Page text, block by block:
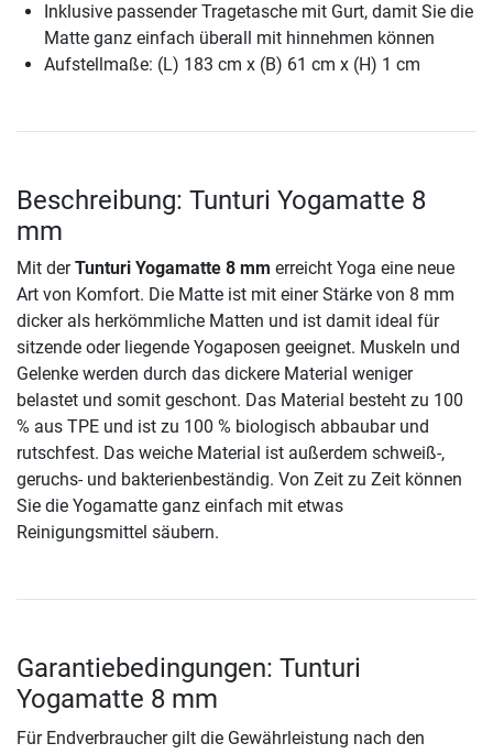
Inklusive passender Tragetasche mit Gurt, damit Sie die
Matte ganz einfach überall mit hinnehmen können
Aufstellmaße: (L) 183 cm x (B) 61 cm x (H) 1 cm
Beschreibung: Tunturi Yogamatte 8
mm
Mit derTunturi Yogamatte 8 mm erreicht Yoga eine neue
Art von Komfort. Die Matte ist mit einer Stärke von 8 mm
dicker als herkömmliche Matten und ist damit ideal für
sitzende oder liegende Yogaposen geeignet. Muskeln und
Gelenke werden durch das dickere Material weniger
belastet und somit geschont. Das Material besteht zu 100
% aus TPE und ist zu 100 % biologisch abbaubar und
rutschfest. Das weiche Material ist außerdem schweiß-,
geruchs- und bakterienbeständig. Von Zeit zu Zeit können
Sie die Yogamatte ganz einfach mit etwas
Reinigungsmittel säubern.
Garantiebedingungen: Tunturi
Yogamatte 8 mm
Für Endverbraucher gilt die Gewährleistung nach den